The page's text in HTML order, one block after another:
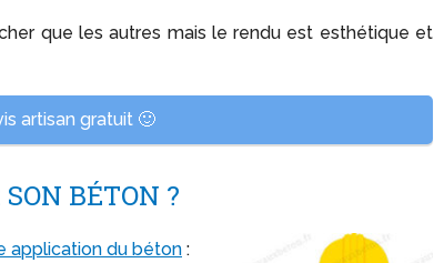
que les autres mais le rendu est esthétique et
artisan gratuit 🙂
BÉTON ?
application du béton :